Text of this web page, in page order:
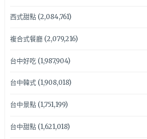
西式甜點(2,084,761)
複合式餐廳(2,079,216)
台中好吃(1,987,904)
台中韓式(1,908,018)
台中景點(1,751,199)
台中甜點(1,621,018)